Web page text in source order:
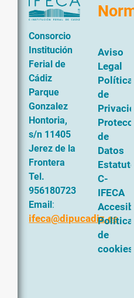
Consorcio
Institución
Ferial de
Cádiz
Parque
Gonzalez
Hontoria,
s/n 11405
Jerez de la
Frontera
Tel.
956180723
Email:
ifeca@dipucadiz.es
Aviso
Legal
Política
de
de
Datos
C-
IFECA
Política
de
cookies